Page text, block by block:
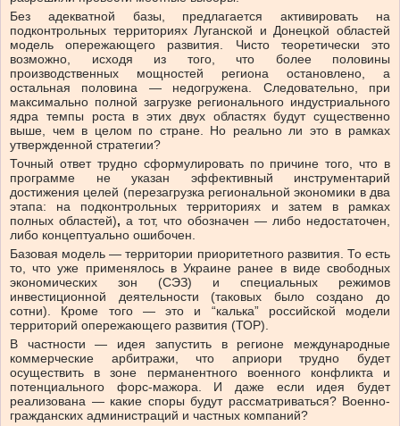
Без адекватной базы, предлагается активировать на
подконтрольных территориях Луганской и Донецкой областей
модель опережающего развития. Чисто теоретически это
возможно, исходя из того, что более половины
производственных мощностей региона остановлено, а
остальная половина — недогружена. Следовательно, при
максимально полной загрузке регионального индустриального
ядра темпы роста в этих двух областях будут существенно
выше, чем в целом по стране. Но реально ли это в рамках
утвержденной стратегии?
Точный ответ трудно сформулировать по причине того, что в
программе не указан эффективный инструментарий
достижения целей (перезагрузка региональной экономики в два
этапа: на подконтрольных территориях и затем в рамках
полных областей), а тот, что обозначен — либо недостаточен,
либо концептуально ошибочен.
Базовая модель — территории приоритетного развития. То есть
то, что уже применялось в Украине ранее в виде свободных
экономических зон (СЭЗ) и специальных режимов
инвестиционной деятельности (таковых было создано до
сотни). Кроме того — это и “калька” российской модели
территорий опережающего развития (ТОР).
В частности — идея запустить в регионе международные
коммерческие арбитражи, что априори трудно будет
осуществить в зоне перманентного военного конфликта и
потенциального форс-мажора. И даже если идея будет
реализована — какие споры будут рассматриваться? Военно-
гражданских администраций и частных компаний?